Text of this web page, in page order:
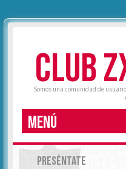
CLUB
Somos una comunidad de
MENÚ
PRESÉNTATE